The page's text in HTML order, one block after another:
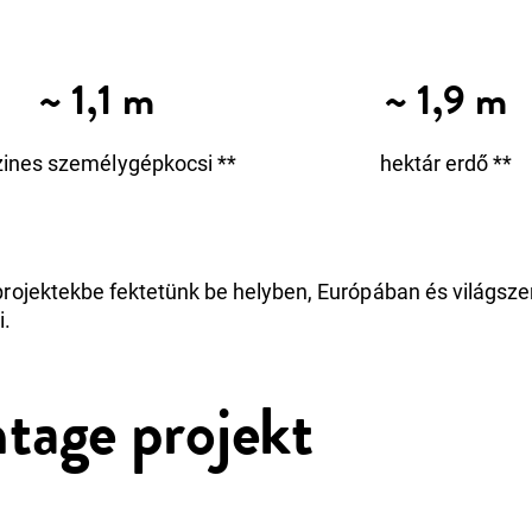
~ 1,1 m
személygépkocsi **
~ 1,9 m
hektár erdő **
fektetünk be helyben, Európában és
projekt